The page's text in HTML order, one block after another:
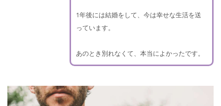
1年後には結婚をして、今は幸せな生活を送
っています。
あのとき別れなくて、本当によかったです。